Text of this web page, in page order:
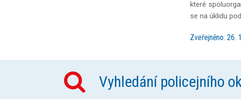
které
se na úklidu
Zveřejněno: 26.
Vyhledání policejního